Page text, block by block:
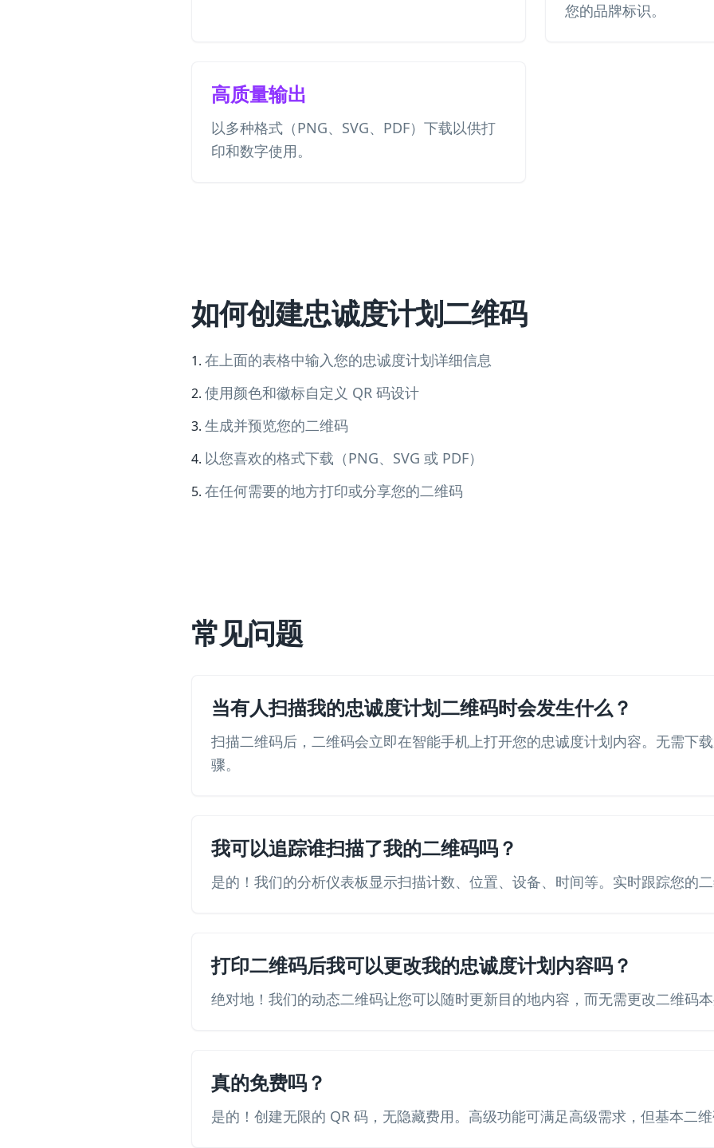
您的品牌标识。
高质量输出
以多种格式（PNG、SVG、PDF）下载以供打
印和数字使用。
如何创建忠诚度计划二维码
在上面的表格中输入您的忠诚度计划详细信息
使用颜色和徽标自定义 QR 码设计
生成并预览您的二维码
以您喜欢的格式下载（PNG、SVG 或 PDF）
在任何需要的地方打印或分享您的二维码
常见问题
当有人扫描我的忠诚度计划二维码时会发生什么？
扫描二维码后，二维码会立即在智能手机上打开您的忠诚度计划内容。无需下
骤。
我可以追踪谁扫描了我的二维码吗？
是的！我们的分析仪表板显示扫描计数、位置、设备、时间等。实时跟踪您的二
打印二维码后我可以更改我的忠诚度计划内容吗？
绝对地！我们的动态二维码让您可以随时更新目的地内容，而无需更改二维码本
真的免费吗？
是的！创建无限的 QR 码，无隐藏费用。高级功能可满足高级需求，但基本二维